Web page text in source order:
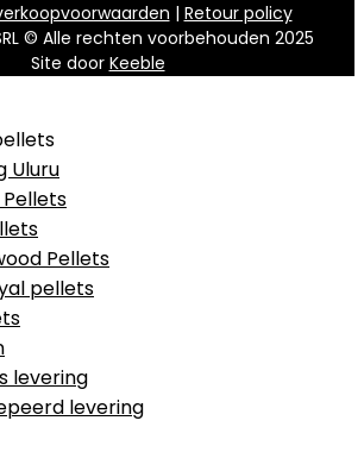
| Retour policy
SRL © Alle rechten voorbehouden 2025
Site door Keeble
Uluru
Pellets
pellets
levering
levering